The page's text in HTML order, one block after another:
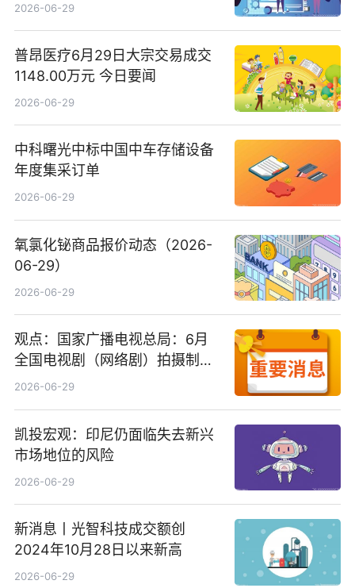
2026-06-29
普昂医疗6月29日大宗交易成交
1148.00万元 今日要闻
2026-06-29
中科曙光中标中国中车存储设备
年度集采订单
2026-06-29
氧氯化铋商品报价动态（2026-
06-29）
2026-06-29
观点：国家广播电视总局：6月
全国电视剧（网络剧）拍摄制作
备案公示剧目197部
2026-06-29
凯投宏观：印尼仍面临失去新兴
市场地位的风险
2026-06-29
新消息丨光智科技成交额创
2024年10月28日以来新高
2026-06-29